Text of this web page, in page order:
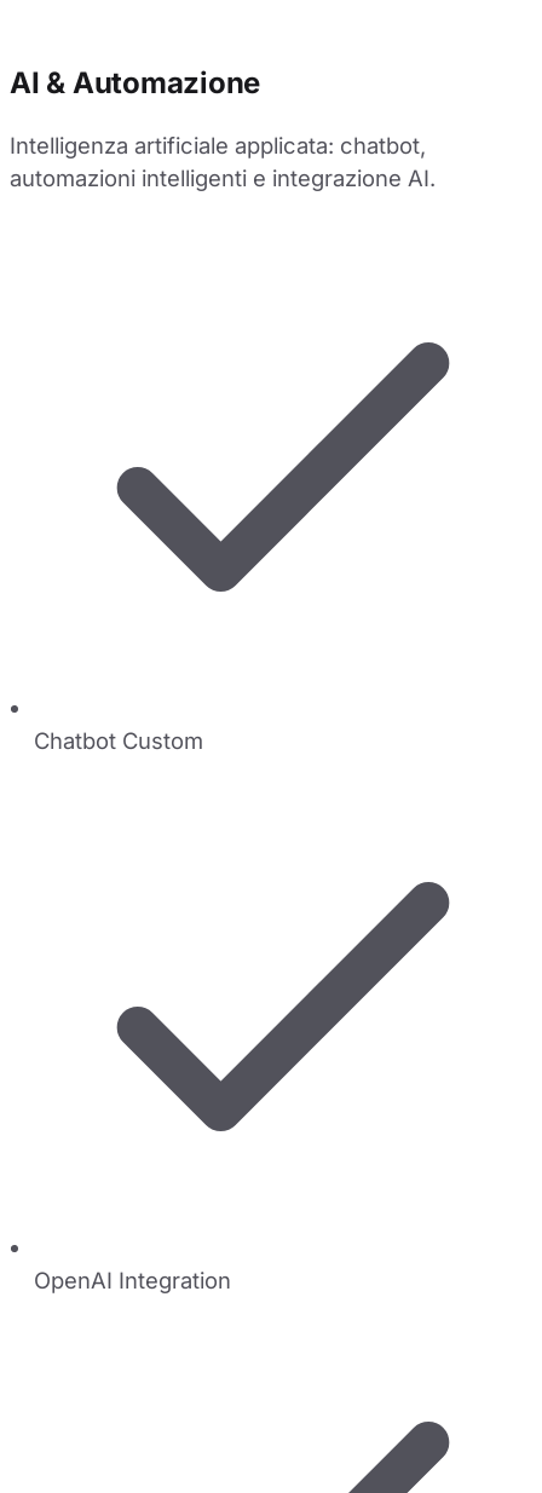
AI & Automazione
Intelligenza artificiale applicata: chatbot,
automazioni intelligenti e integrazione AI.
Chatbot Custom
OpenAI Integration